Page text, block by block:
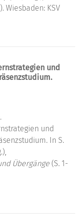
Wiesbaden: KSV
und
und
In S.
Übergänge (S. 1-